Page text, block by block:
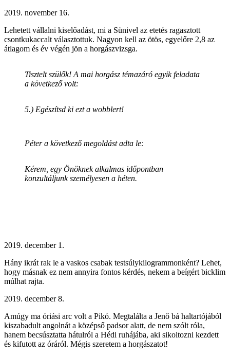
2019. november 16.
Lehetett vállalni kiselőadást, mi a Sünivel az etetés ragasztott
csontkukaccalt választottuk. Nagyon kell az ötös, egyelőre 2,8 az
átlagom és év végén jön a horgászvizsga.
Tisztelt szülők! A mai horgász témazáró egyik feladata
a következő volt:
5.) Egészítsd ki ezt a wobblert!
Péter a következő megoldást adta le:
Kérem, egy Önöknek alkalmas időpontban
konzultáljunk személyesen a héten.
2019. december 1.
Hány ikrát rak le a vaskos csabak testsúlykilogrammonként? Lehet,
hogy másnak ez nem annyira fontos kérdés, nekem a beígért bicklim
múlhat rajta.
2019. december 8.
Amúgy ma óriási arc volt a Pikó. Megtalálta a Jenő bá haltartójából
kiszabadult angolnát a középső padsor alatt, de nem szólt róla,
hanem becsúsztatta hátulról a Hédi ruhájába, aki sikoltozni kezdett
és kifutott az óráról. Mégis szeretem a horgászatot!